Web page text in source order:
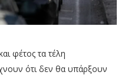
φέτος τα τέλη
ότι δεν θα υπάρξουν